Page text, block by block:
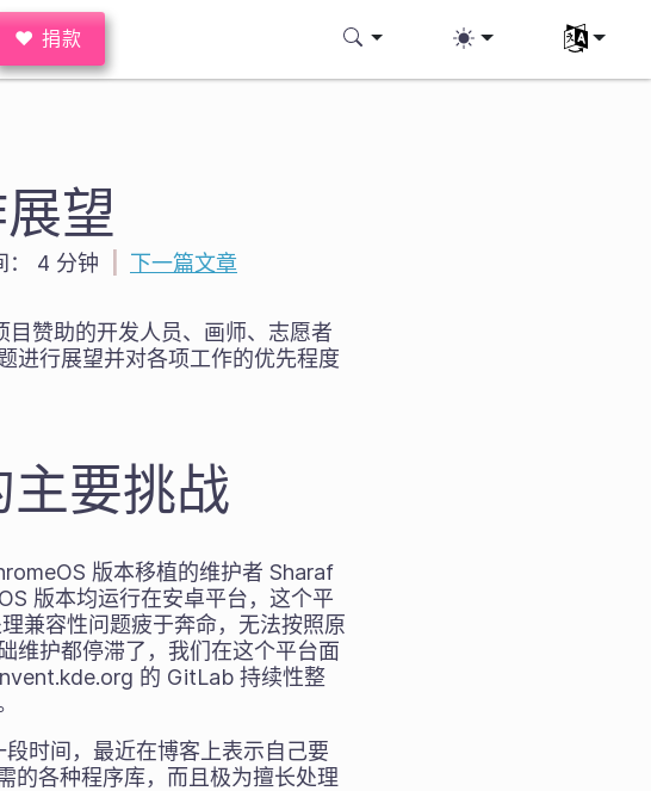
♥ 捐款 选择您的
望
4 分钟 下一篇文章
赞助的开发人员、画师、志愿者
进行展望并对各项工作的优先程度
要挑战
版本移植的维护者 Sharaf
版本均运行在安卓平台，这个平
兼容性问题疲于奔命，无法按照原
维护都停滞了，我们在这个平台面
的 GitLab 持续性整
时间，最近在博客上表示自己要
的各种程序库，而且极为擅长处理